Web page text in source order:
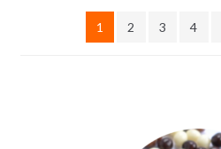
1
2 3 4